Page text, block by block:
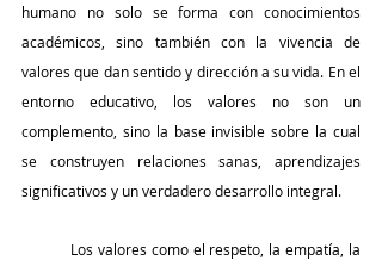
humano no solo se forma con conocimientos
académicos, sino también con la vivencia de
valores que dan sentido y dirección a su vida. En el
entorno educativo, los valores no son un
complemento, sino la base invisible sobre la cual
se construyen relaciones sanas, aprendizajes
significativos y un verdadero desarrollo integral.